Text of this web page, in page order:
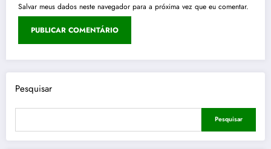
Salvar meus dados neste navegador para a próxima vez que eu comentar.
Pesquisar
Pesquisar